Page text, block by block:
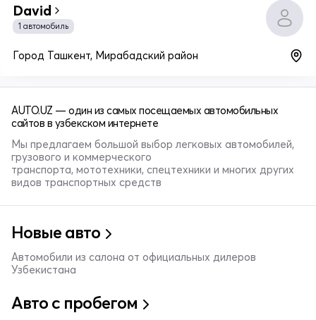
David
1 автомобиль
Город Ташкент, Мирабадский район
AUTO.UZ — один из самых посещаемых автомобильных
сайтов в узбекском интернете
Мы предлагаем большой выбор легковых автомобилей,
грузового и коммерческого
транспорта, мототехники, спецтехники и многих других
видов транспортных средств
Новые авто
Автомобили из салона от официальных дилеров
Узбекистана
Авто с пробегом